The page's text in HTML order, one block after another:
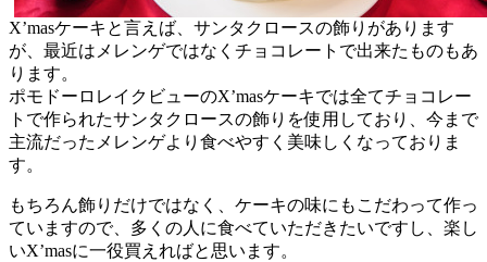
X’masケーキと言えば、サンタクロースの飾りがあります
が、最近はメレンゲではなくチョコレートで出来たものもあ
ります。
ポモドーロレイクビューのX’masケーキでは全てチョコレー
トで作られたサンタクロースの飾りを使用しており、今まで
主流だったメレンゲより食べやすく美味しくなっておりま
す。
もちろん飾りだけではなく、ケーキの味にもこだわって作っ
ていますので、多くの人に食べていただきたいですし、楽し
いX’masに一役買えればと思います。